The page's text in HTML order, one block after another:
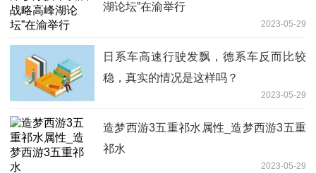
湖论坛”在渝举行
2023-05-29
日系车高速行驶发飘，德系车反而比较
稳，真实的情况是这样吗？
2023-05-29
造梦西游3五重祁水属性_造梦西游3五重
祁水
2023-05-29